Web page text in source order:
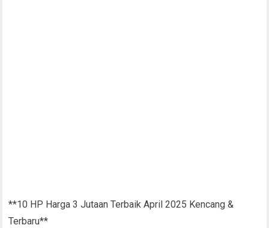
**10 HP Harga 3 Jutaan Terbaik April 2025 Kencang &
Terbaru**